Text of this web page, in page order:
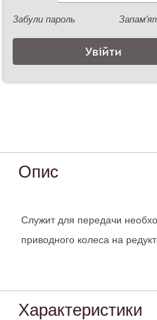
Опис
Служит для передачи
приводного колеса на
Характеристики
Забули пароль